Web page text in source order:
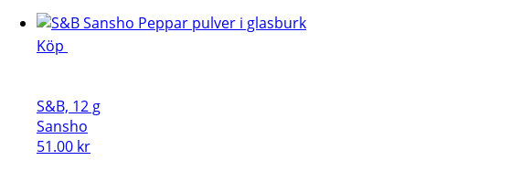
Köp
S&B, 12 g
Sansho
51.00 kr